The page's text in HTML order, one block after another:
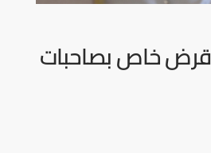
خاص بصاحبات